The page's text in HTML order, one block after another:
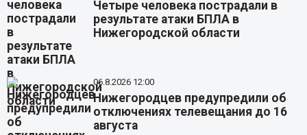
Четыре человека пострадали в
результате атаки БПЛА в
Нижегородской области
06.8.2026 12:00
Нижегородцев предупредили об
отключениях телевещания до 16
августа